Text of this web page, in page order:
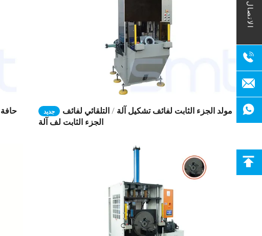
الاتصال
جديد
مولد الجزء الثابت لفائف تشكيل آلة / التلقائي لفائف
الجزء الثابت لف آلة